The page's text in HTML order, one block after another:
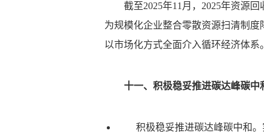
截至2025年11月，2025年资源
为规模化企业整合零散资源扫清制
以市场化方式全面介入循环经济体系
十一、积极稳妥推进碳达峰碳
积极稳妥推进碳达峰碳中和